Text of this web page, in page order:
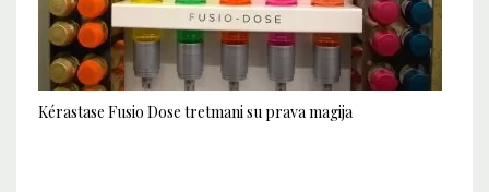
Kérastase Fusio Dose tretmani su prava magija